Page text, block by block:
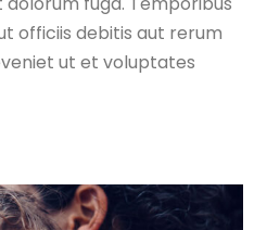
officiis debitis aut rerum
ut et voluptates